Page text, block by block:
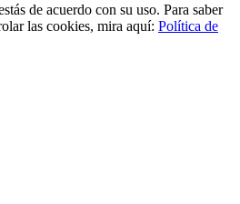
de acuerdo con su uso. Para saber
las cookies, mira aquí: Política de